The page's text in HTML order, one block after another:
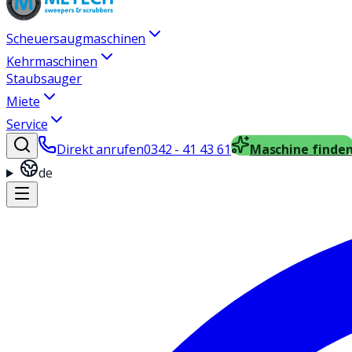
Scheuersaugmaschinen
Kehrmaschinen
Staubsauger
Miete
Service
Direkt anrufen0342 - 41 43 61
Maschine
de